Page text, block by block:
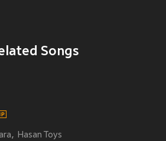
Songs
Hasan Toys